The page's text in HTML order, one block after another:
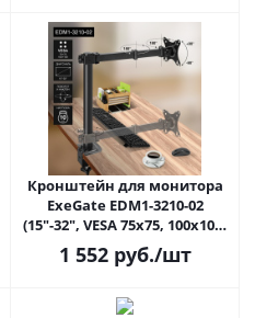
Кронштейн для монитора
ExeGate EDM1-3210-02
(15"-32", VESA 75x75, 100x100,
макс. нагрузка 10 кг, наклон
-90°/+90°, вращение: 360°,
1 552руб./шт